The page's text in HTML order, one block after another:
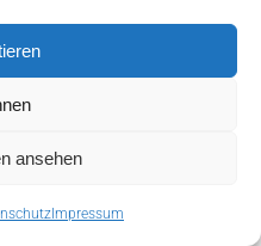
ansehen
Impressum